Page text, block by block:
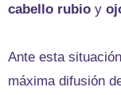
cabello rubio y
Ante esta
máxima difusión